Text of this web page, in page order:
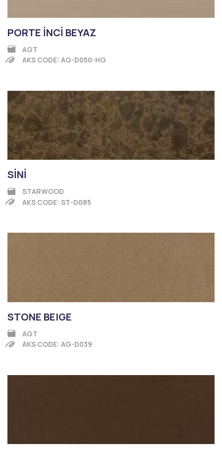
PORTE İNCİ BEYAZ
AGT
AKS CODE: AG-D050-HG
SİNİ
STARWOOD
AKS CODE: ST-D085
STONE BEIGE
AGT
AKS CODE: AG-D039